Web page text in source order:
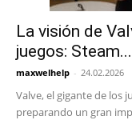
La visión de
juegos: Steam...
maxwelhelp - 24.02.2026
Valve, el gigante de los
preparando un gran